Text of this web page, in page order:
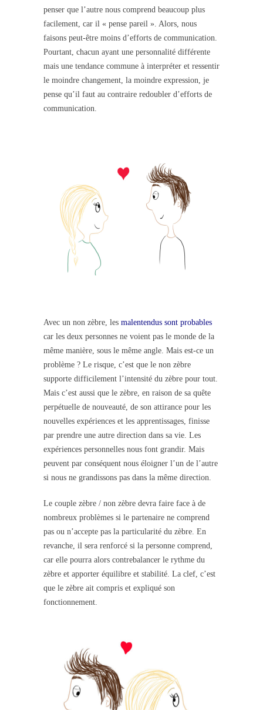
penser que l’autre nous comprend beaucoup plus
facilement, car il « pense pareil ». Alors, nous
faisons peut-être moins d’efforts de communication.
Pourtant, chacun ayant une personnalité différente
mais une tendance commune à interpréter et ressentir
le moindre changement, la moindre expression, je
pense qu’il faut au contraire redoubler d’efforts de
communication.
Avec un non zèbre, les malentendus sont probables
car les deux personnes ne voient pas le monde de la
même manière, sous le même angle. Mais est-ce un
problème ? Le risque, c’est que le non zèbre
supporte difficilement l’intensité du zèbre pour tout.
Mais c’est aussi que le zèbre, en raison de sa quête
perpétuelle de nouveauté, de son attirance pour les
nouvelles expériences et les apprentissages, finisse
par prendre une autre direction dans sa vie. Les
expériences personnelles nous font grandir. Mais
peuvent par conséquent nous éloigner l’un de l’autre
si nous ne grandissons pas dans la même direction.
Le couple zèbre / non zèbre devra faire face à de
nombreux problèmes si le partenaire ne comprend
pas ou n’accepte pas la particularité du zèbre. En
revanche, il sera renforcé si la personne comprend,
car elle pourra alors contrebalancer le rythme du
zèbre et apporter équilibre et stabilité. La clef, c’est
que le zèbre ait compris et expliqué son
fonctionnement.